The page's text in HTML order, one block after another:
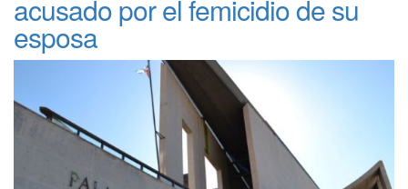
acusado por el femicidio de su
esposa